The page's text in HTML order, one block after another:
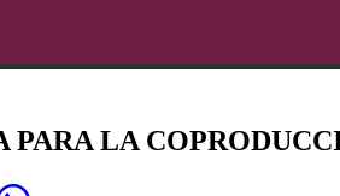
PARA LA